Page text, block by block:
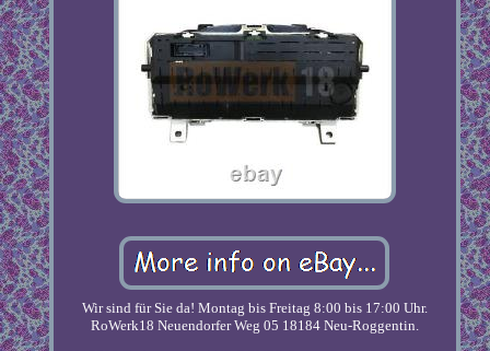
Wir sind für Sie da! Montag bis Freitag 8:00 bis 17:00 Uhr.
RoWerk18 Neuendorfer Weg 05 18184 Neu-Roggentin.